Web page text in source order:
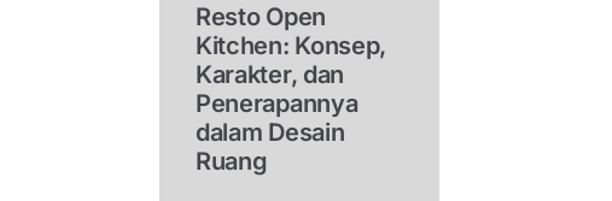
Resto Open
Kitchen: Konsep,
Karakter, dan
Penerapannya
dalam Desain
Ruang